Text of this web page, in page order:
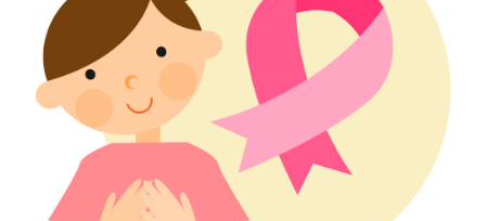
初めて観戦ガイド キッズ向けサービス グルメ
マッチデープログラム
観戦マナー&ルール
ビジターサポーター観戦ガイド 公式アプリ
スタジアム
YANMAR HANASAKA STADIUM
DAZNで観戦
DAZNで観戦
サポートする
パートナー企業募集中 セレッソ大阪VISAカード
サポートスタッフ
セレッソアイデアちょうだいな
応援商店街
Lise（ライセンスビジネス）
サステナビリティ
サステナビリティポリシー SDGsのゴール
インパクトレポート
活動レポート
SPORT POSITIVE LEAGUES 取り組み実績
ファンクラブ
SAKURA SOCIO SAKURA POINT Program 招待券引換方法
先行入場
まいセレチケット
会員規定 婚姻届・出生届・命名書
ニュース
ニュース
チーム グッズ チケット
ファンクラブ
ホームタウン パートナー スポーツクラブ メディア
レディース
アカデミー